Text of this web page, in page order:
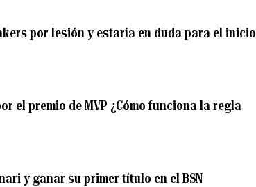
por lesión y estaría en duda para el inicio
el premio de MVP ¿Cómo funciona la regla
y ganar su primer título en el BSN